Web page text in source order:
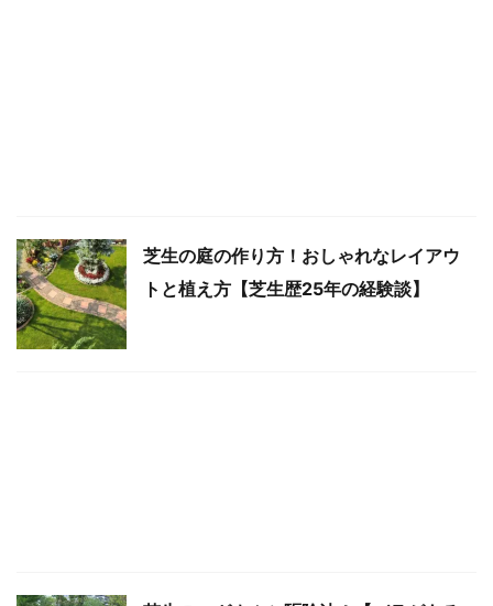
芝生の庭の作り方！おしゃれなレイアウ
トと植え方【芝生歴25年の経験談】